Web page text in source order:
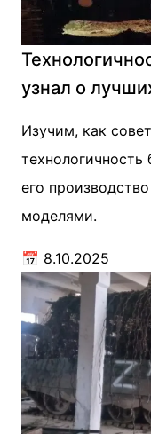
узнал о
Изучим, как
технологичность
его
моделями.
📅 8.10.2025